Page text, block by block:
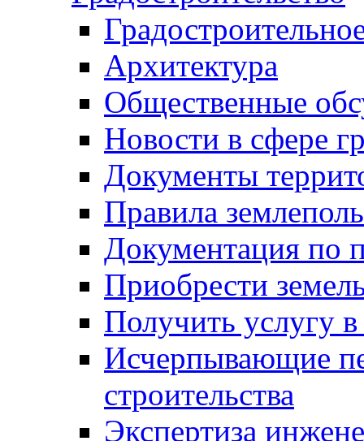
Архитектура
Общественные
Новости в сфере
Документы
Правила
Документация по
Приобрести
Получить услугу в
Исчерпывающие
строительства
Экспертиза